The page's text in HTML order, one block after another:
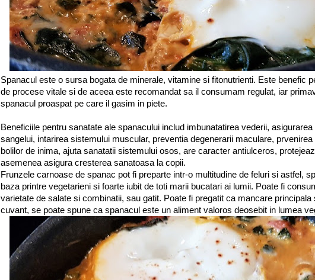
Spanacul este o sursa bogata de minerale, vitamine si fitonutrienti. Este benefic
de procese vitale si de aceea este recomandat sa il consumam regulat, iar
spanacul proaspat pe care il gasim in piete.
Beneficiile pentru sanatate ale spanacului includ imbunatatirea vederii,
sangelui, intarirea sistemului muscular, preventia degenerarii maculare,
bolilor de inima, ajuta sanatatii sistemului osos, are caracter antiulceros,
asemenea asigura cresterea sanatoasa la copii.
Frunzele carnoase de spanac pot fi preparte intr-o multitudine de feluri si astfel,
baza printre vegetarieni si foarte iubit de toti marii bucatari ai lumii. Poate fi
varietate de salate si combinatii, sau gatit. Poate fi pregatit ca mancare
cuvant, se poate spune ca spanacul este un aliment valoros deosebit in lumea